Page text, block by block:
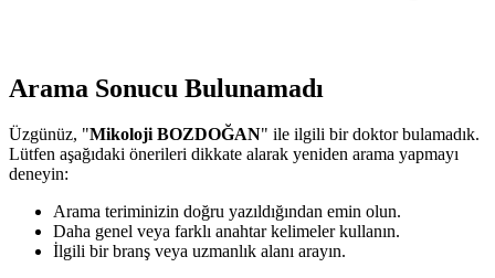
Arama Sonucu Bulunamadı
Üzgünüz, "Mikoloji BOZDOĞAN" ile ilgili bir doktor bulamadık.
Lütfen aşağıdaki önerileri dikkate alarak yeniden arama yapmayı
deneyin:
Arama teriminizin doğru yazıldığından emin olun.
Daha genel veya farklı anahtar kelimeler kullanın.
İlgili bir branş veya uzmanlık alanı arayın.